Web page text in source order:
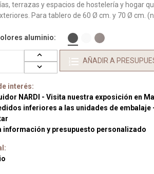
terrazas y espacios de hostelería y hogar
Para tablero de 60 Ø cm. y 70 Ø cm.
aluminio
AÑADIR A
interés:
NARDI - Visita nuestra exposición en
inferiores a las unidades de embalaje
información y presupuesto personalizado